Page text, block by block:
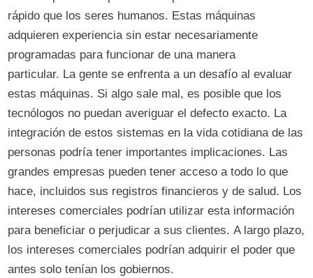
rápido que los seres humanos. Estas máquinas
adquieren experiencia sin estar necesariamente
programadas para funcionar de una manera
particular. La gente se enfrenta a un desafío al evaluar
estas máquinas. Si algo sale mal, es posible que los
tecnólogos no puedan averiguar el defecto exacto. La
integración de estos sistemas en la vida cotidiana de las
personas podría tener importantes implicaciones. Las
grandes empresas pueden tener acceso a todo lo que
hace, incluidos sus registros financieros y de salud. Los
intereses comerciales podrían utilizar esta información
para beneficiar o perjudicar a sus clientes. A largo plazo,
los intereses comerciales podrían adquirir el poder que
antes solo tenían los gobiernos.